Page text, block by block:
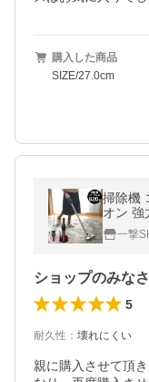
購入した商品
SIZE/27.0cm
掃除機
オン 強
##一撃
5
耐久性 ： 壊れにくい
親に購入させて頂